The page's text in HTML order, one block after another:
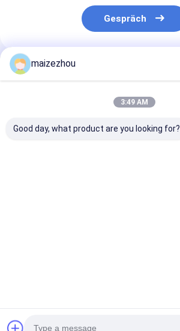
Gespräch
Empfohlene Produkte
maizezhou
3:49 AM
Good day, what product are you looking for?